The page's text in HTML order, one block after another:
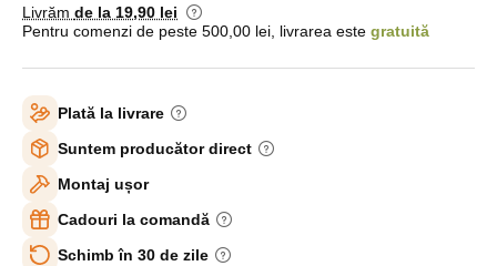
Livrăm de la 19,90 lei
Pentru comenzi de peste 500,00 lei, livrarea este gratuită
Plată la livrare
Suntem producător direct
Montaj ușor
Cadouri la comandă
Schimb în 30 de zile